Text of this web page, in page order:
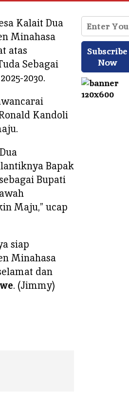
Kalait Dua
Minahasa
atas
Sebagai
2030.
Kandoli
Bapak
Bupati
Maju,” ucap
siap
Minahasa
dan
. (Jimmy)